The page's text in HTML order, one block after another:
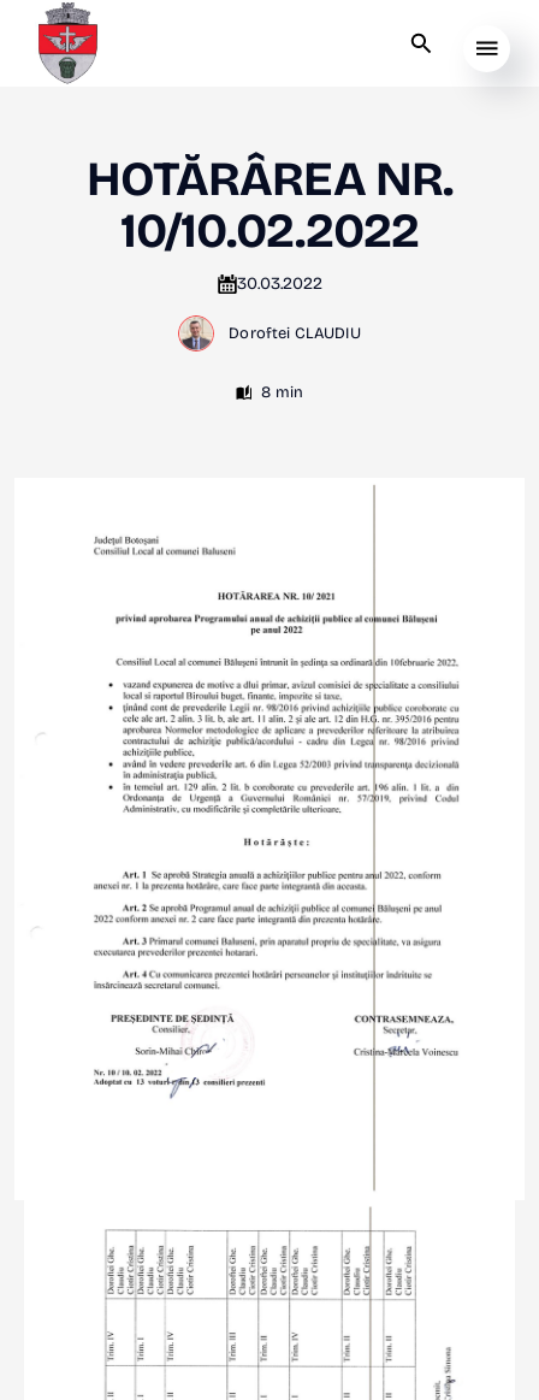
HOTĂRÂREA NR.
10/10.02.2022
30.03.2022
Doroftei CLAUDIU
8 min